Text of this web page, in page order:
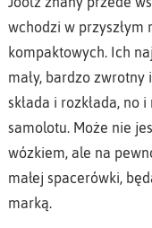
wchodzi w
kompaktowych. Ich
mały, bardzo zwrotny
składa i rozkłada, no
samolotu. Może nie
wózkiem, ale na
małej spacerówki,
marką.